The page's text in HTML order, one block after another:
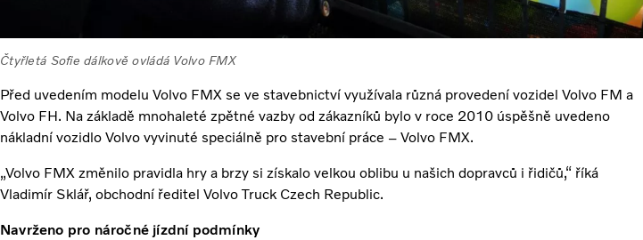
Čtyřletá Sofie dálkově ovládá Volvo FMX
Před uvedením modelu Volvo FMX se ve stavebnictví využívala různá provedení vozidel Volvo FM a
Volvo FH. Na základě mnohaleté zpětné vazby od zákazníků bylo v roce 2010 úspěšně uvedeno
nákladní vozidlo Volvo vyvinuté speciálně pro stavební práce – Volvo FMX.
„Volvo FMX změnilo pravidla hry a brzy si získalo velkou oblibu u našich dopravců i řidičů,“ říká
Vladimír Sklář, obchodní ředitel Volvo Truck Czech Republic.
Navrženo pro náročné jízdní podmínky